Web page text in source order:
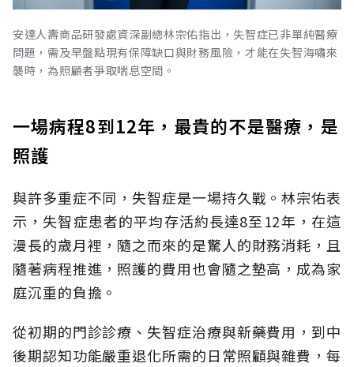
安達人壽商品研發處資深副總林宗佑指出，失智症已非單純醫療
問題，需及早盤點現有保障缺口與財務風險，才能在失智海嘯來
襲時，為照顧者爭取喘息空間。
一場病程8到12年，最貴的不是醫療，是
照護
與許多重症不同，失智症是一場持久戰。林宗佑表
示，失智症患者的平均存活約長達8至12年，在這
漫長的歲月裡，隨之而來的是驚人的財務消耗，且
隨著病程推進，照護的費用也會隨之墊高，成為家
庭沉重的負擔。
從初期的門診診療、失智症治療與新藥費用，到中
後期認知功能嚴重退化所需的日常照顧與雜費，每